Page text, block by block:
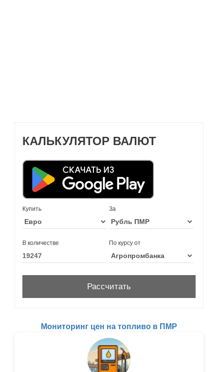
КАЛЬКУЛЯТОР ВАЛЮТ
Купить За
В количестве По курсу от
Мониторинг цен на топливо в ПМР